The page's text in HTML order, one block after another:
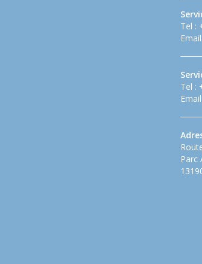
Tel :
Tel :
Parc